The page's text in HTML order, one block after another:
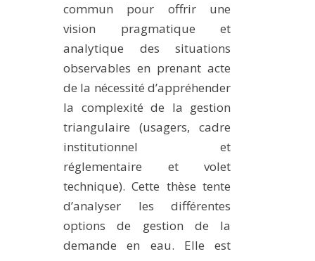
commun pour offrir une
vision pragmatique et
analytique des situations
observables en prenant acte
de la nécessité d’appréhender
la complexité de la gestion
triangulaire (usagers, cadre
institutionnel et
réglementaire et volet
technique). Cette thèse tente
d’analyser les différentes
options de gestion de la
demande en eau. Elle est